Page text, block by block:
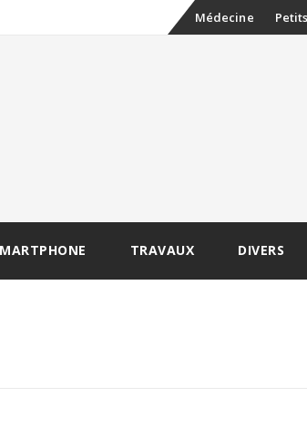
SkipMédecine
TRAVAUX DIVERS